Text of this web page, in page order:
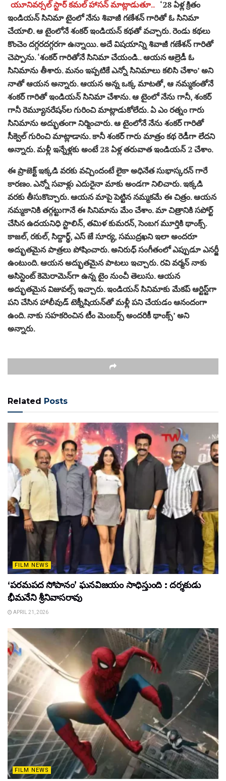
యూనివర్సల్ స్టార్ కమల్ హాసన్ మాట్లాడుతూ.. ‘28 ఏళ్ల క్రితం
ఇండియన్ సినిమా టైంలో నేను శివాజీ గణేశన్ గారితో ఓ సినిమా
చేయాలి. ఆ టైంలోనే శంకర్ ఇండియన్ కథతో వచ్చారు. రెండు కథలు
కొంచెం దగ్గరదగ్గరగా ఉన్నాయి. అదే విషయాన్ని శివాజీ గణేశన్ గారితో
చెప్పాను. ‘శంకర్ గారితోనే సినిమా చేయండి.. ఆయన ఆల్రెడీ ఓ
సినిమాను తీశారు. మనం ఇప్పటికే ఎన్నో సినిమాలు కలిసి చేశాం’ అని
నాతో ఆయన అన్నారు. ఆయన అన్న ఒక్క మాటతో, ఆ నమ్మకంతోనే
శంకర్ గారితో ఇండియన్ సినిమా చేశాను. ఆ టైంలో నేను గానీ, శంకర్
గానీ రెమ్యూనరేషన్‌ల గురించి మాట్లాడుకోలేదు. ఏ ఎం రత్నం గారు
సినిమాను అద్భుతంగా నిర్మించారు. ఆ టైంలోనే నేను శంకర్ గారితో
సీక్వెల్ గురించి మాట్లాడాను. కానీ శంకర్ గారు మాత్రం కథ రెడీగా లేదని
అన్నారు. మళ్లీ ఇన్నేళ్లకు అంటే 28 ఏళ్ల తరువాత ఇండియన్ 2 చేశాం.
ఈ ప్రాజెక్ట్ ఇక్కడి వరకు వచ్చిందంటే లైకా అధినేత సుభాస్కరన్ గారే
కారణం. ఎన్నో సవాళ్లు ఎదురైనా మాకు అండగా నిలిచారు. ఇక్కడి
వరకు తీసుకొచ్చారు. ఆయన మాపై పెట్టిన నమ్మకమే ఈ చిత్రం. ఆయన
నమ్మకానికి తగ్గట్టుగానే ఈ సినిమాను మేం చేశాం. మా చిత్రానికి సపోర్ట్
చేసిన ఉదయనిధి స్టాలిన్, తమిళ కుమరన్, సెంబగ మూర్తికి థాంక్స్.
కాజల్, రకుల్, సిద్దార్థ్, ఎస్ జే సూర్య, సముద్రఖని ఇలా అందరూ
అద్భుతమైన పాత్రలు పోషించారు. అనిరుధ్ సంగీతంలో ఎప్పుడూ ఎనర్జీ
ఉంటుంది. ఆయన అద్భుతమైన పాటలు ఇచ్చారు. రవి వర్మన్ నాకు
అసిస్టెంట్‌ కెమెరామెన్‌గా ఉన్న టైం నుంచీ తెలుసు. ఆయన
అద్భుతమైన విజువల్స్ ఇచ్చారు. ఇండియన్ సినిమాకు మేకప్ ఆర్టిస్ట్‌గా
పని చేసిన హాలీవుడ్ టెక్నీషియన్‌తో మళ్లీ పని చేయడం ఆనందంగా
ఉంది. నాకు సహకరించిన టీం మెంబర్స్ అందరికీ థాంక్స్’ అని
అన్నారు.
Related Posts
FILM NEWS
‘పరమపద సోపానం’ ఘనవిజయం సాధిస్తుంది : దర్శకుడు
భీమనేని శ్రీనివాసరావు
APRIL 21, 2026
FILM NEWS